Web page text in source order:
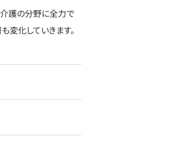
介護の分野に全力で
変化していきます。